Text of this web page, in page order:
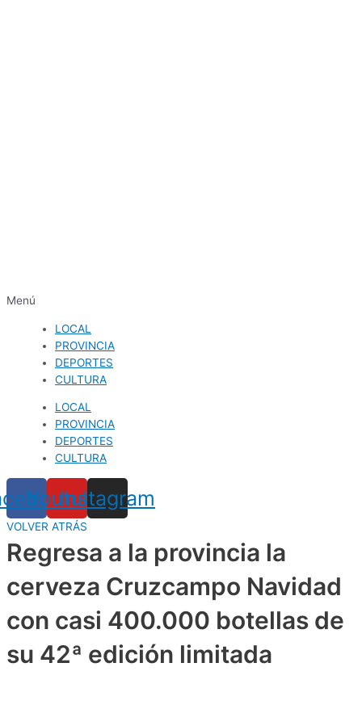
Menú
LOCAL
PROVINCIA
DEPORTES
CULTURA
LOCAL
PROVINCIA
DEPORTES
CULTURA
Youtube
Instagram
VOLVER ATRÁS
Regresa a la provincia la
cerveza Cruzcampo Navidad
con casi 400.000 botellas de
su 42ª edición limitada